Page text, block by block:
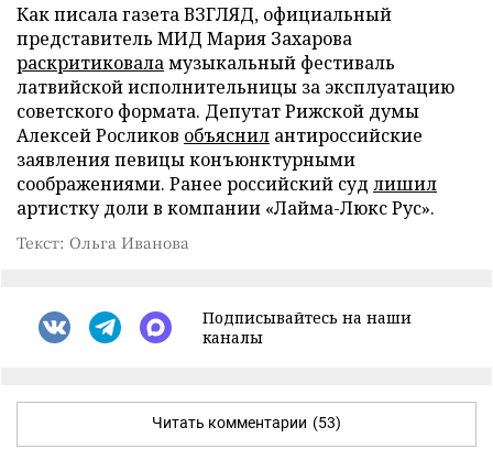
Как писала газета ВЗГЛЯД, официальный
представитель МИД Мария Захарова
раскритиковаламузыкальный фестиваль
латвийской исполнительницы за эксплуатацию
советского формата. Депутат Рижской думы
Алексей Росликов объяснил антироссийские
заявления певицы конъюнктурными
соображениями. Ранее российский суд лишил
артистку доли в компании «Лайма-Люкс Рус».
Текст: Ольга Иванова
Подписывайтесь на наши
каналы
Читать комментарии (53)